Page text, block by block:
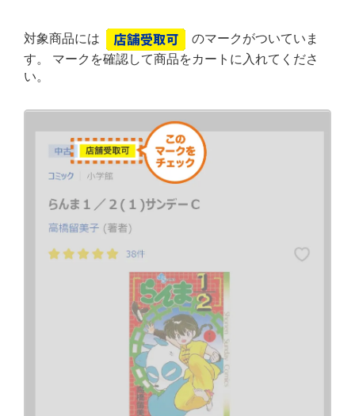
対象商品には
のマークがついていま
す。 マークを確認して商品をカートに入れてくださ
い。